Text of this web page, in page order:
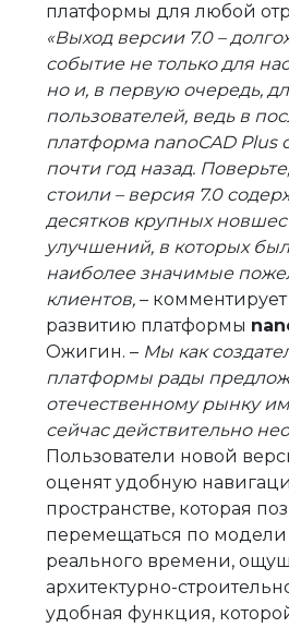
платформы для любой
«Выход версии 7.0 –
событие не только для
но и, в первую очередь,
пользователей, ведь в
платформа nanoCAD Plus
почти год назад.
стоили – версия 7.0
десятков крупных
улучшений, в которых
наиболее значимые
клиентов, –
развитию платформы
Ожигин. – Мы как
платформы рады
отечественному рынку
сейчас действительно
Пользователи новой
оценят удобную
пространстве, которая
перемещаться по
реального времени,
архитектурно-
удобная функция,